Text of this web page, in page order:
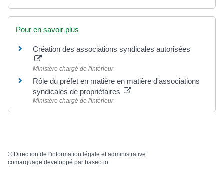
Pour en savoir plus
Création des associations syndicales autorisées
Ministère chargé de l'intérieur
Rôle du préfet en matière en matière d'associations
syndicales de propriétaires
Ministère chargé de l'intérieur
© Direction de l'information légale et administrative
comarquage developpé par baseo.io